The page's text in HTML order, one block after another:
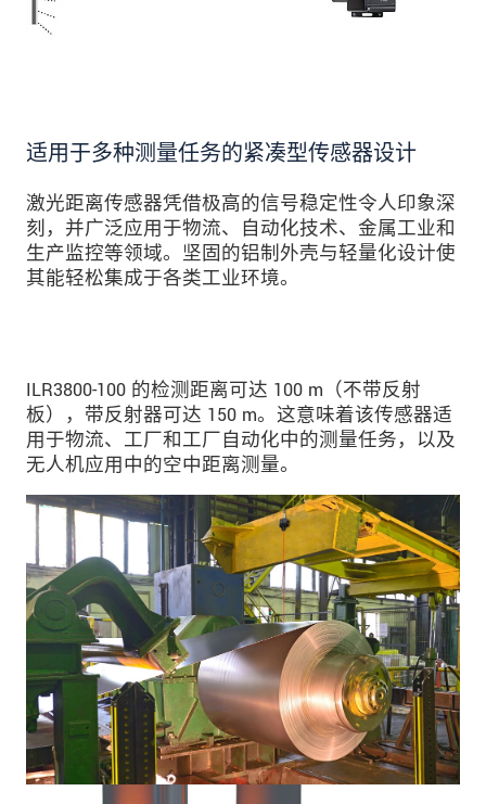
适用于多种测量任务的紧凑型传感器设计
激光距离传感器凭借极高的信号稳定性令人印象深
刻，并广泛应用于物流、自动化技术、金属工业和
生产监控等领域。坚固的铝制外壳与轻量化设计使
其能轻松集成于各类工业环境。
ILR3800-100 的检测距离可达 100 m（不带反射
板），带反射器可达 150 m。这意味着该传感器适
用于物流、工厂和工厂自动化中的测量任务，以及
无人机应用中的空中距离测量。